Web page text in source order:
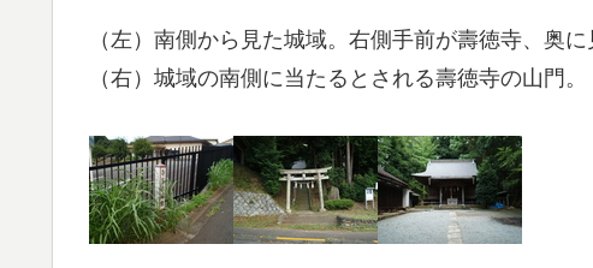
（左）南側から見た城域。右側手前が壽徳寺、奥に
（右）城域の南側に当たるとされる壽徳寺の山門。